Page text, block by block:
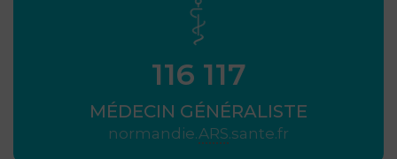
116 117
MÉDECIN GÉNÉRALISTE
normandie.ARS.sante.fr